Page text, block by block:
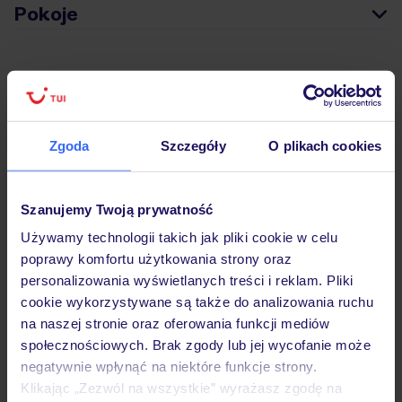
Zgoda Szczegóły O plikach cookies
Szanujemy Twoją prywatność
Używamy technologii takich jak pliki cookie w celu
poprawy komfortu użytkowania strony oraz
personalizowania wyświetlanych treści i reklam. Pliki
cookie wykorzystywane są także do analizowania ruchu
na naszej stronie oraz oferowania funkcji mediów
społecznościowych. Brak zgody lub jej wycofanie może
negatywnie wpłynąć na niektóre funkcje strony.
Klikając „Zezwól na wszystkie” wyrażasz zgodę na
Pokoje
Atrakcje
Ważne informacje
Często zadawane pytania
Jak zmienić uczestników/osobę zgłaszającą?
Czy w Hotelu będzie przedstawiciel TUI?
Na jakiej podstawie i gdzie otrzymam karty
pokładowe/bilety lotnicze?